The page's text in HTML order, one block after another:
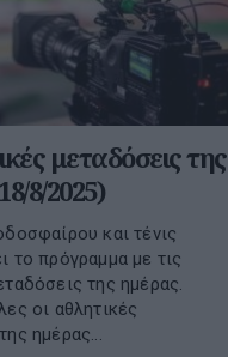
μεταδόσεις της
8/2025)
και τένις
το πρόγραμμα με τις
της ημέρας.
οι αθλητικές
ημέρας...